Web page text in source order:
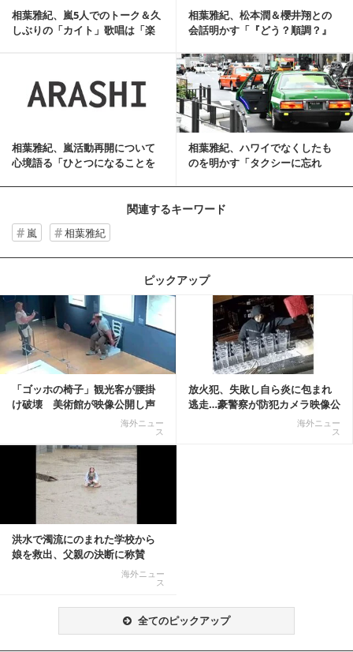
相葉雅紀、嵐5人でのトーク＆久
しぶりの「カイト」歌唱は「楽
相葉雅紀、松本潤＆櫻井翔との
会話明かす「『どう？順調？』
相葉雅紀、嵐活動再開について
心境語る「ひとつになることを
相葉雅紀、ハワイでなくしたも
のを明かす「タクシーに忘れ
関連するキーワード
嵐 相葉雅紀
ピックアップ
「ゴッホの椅子」観光客が腰掛
け破壊 美術館が映像公開し声
海外ニュー
ス
放火犯、失敗し自ら炎に包まれ
逃走…豪警察が防犯カメラ映像公
海外ニュー
ス
記事を読む
洪水で濁流にのまれた学校から
娘を救出、父親の決断に称賛
続々 一部では「危険...海外ニュー
ス
全てのピックアップ